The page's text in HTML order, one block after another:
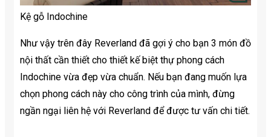
Kệ gỗ Indochine
Như vậy trên đây Reverland đã gợi ý cho bạn 3 món đồ
nội thất cần thiết cho thiết kế biệt thự phong cách
Indochine vừa đẹp vừa chuẩn. Nếu bạn đang muốn lựa
chọn phong cách này cho công trình của mình, đừng
ngần ngại liên hệ với Reverland để được tư vấn chi tiết.